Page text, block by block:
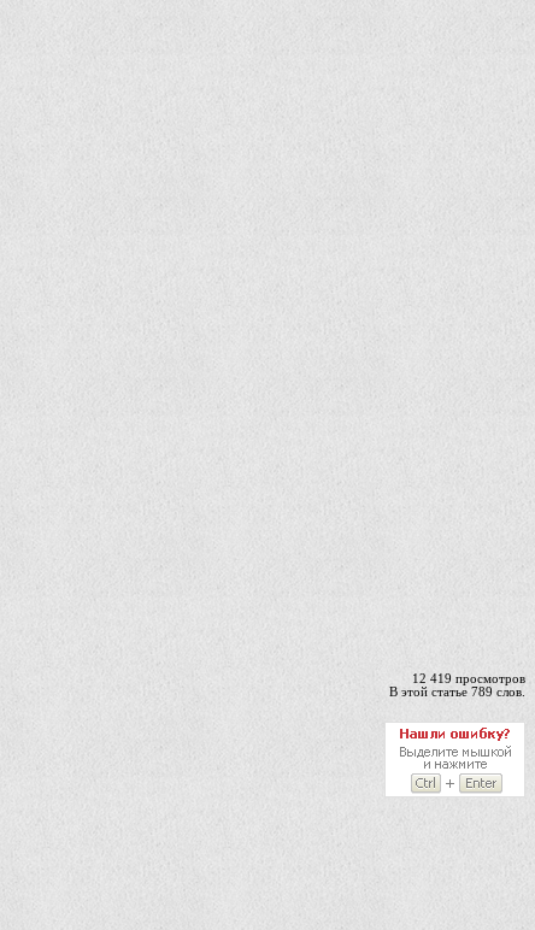
12 419 просмотров
В этой статье 789 слов.